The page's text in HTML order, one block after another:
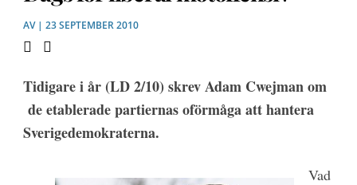
AV | 23 SEPTEMBER 2010
Tidigare i år (LD 2/10) skrev Adam Cwejman om
de etablerade partiernas oförmåga att hantera
Sverigedemokraterna.
Vad